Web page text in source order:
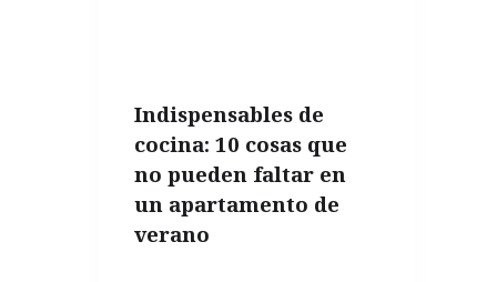
Indispensables de
cocina: 10 cosas que
no pueden faltar en
un apartamento de
verano